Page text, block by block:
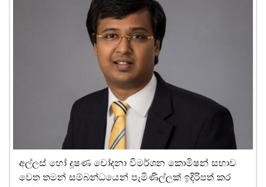
අල්ලස් හෝ දූෂණ චෝදනා විමර්ශන කොමිෂන් සභාව
වෙත තමන් සම්බන්ධයෙන් පැමිණිල්ලක් ඉදිරිපත් කර